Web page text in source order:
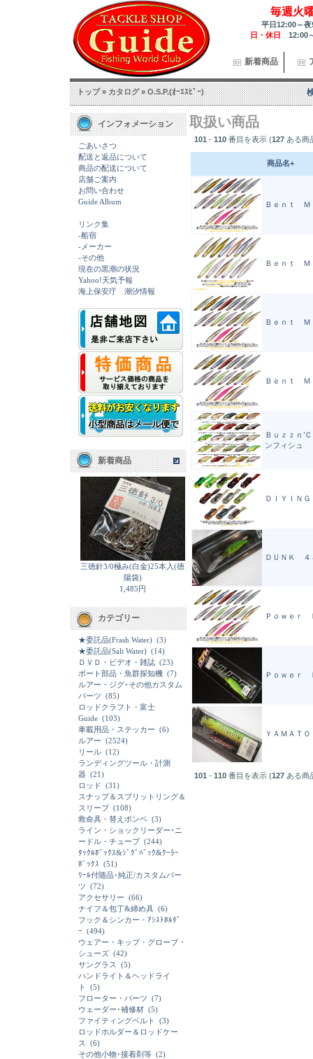
毎週火
平日12:00～
日・休日 12:00
新着商品
トップ»カタログ»O.S.P.(ｵｰｴｽﾋﾟｰ)
インフォメーション
ごあいさつ
配送と返品について
商品の配送について
店舗ご案内
お問い合わせ
Guide Album
リンク集
-船宿
-メーカー
-その他
現在の黒潮の状況
Yahoo!天気予報
海上保安庁 潮汐情報
新着商品
三徳針3/0極み(白金)25本入(徳
陽袋)
1,485円
カテゴリー
★委託品(Frash Water) (3)
★委託品(Salt Water) (14)
ＤＶＤ・ビデオ・雑誌 (23)
ボート部品・魚群探知機 (7)
ルアー・ジグ･その他カスタム
パーツ (85)
ロッドクラフト・富士
Guide (103)
車載用品・ステッカー (6)
ルアー (2524)
リール (12)
ランディングツール・計測
器 (21)
ロッド (31)
スナップ＆スプリットリング＆
スリーブ (108)
救命具・替えボンベ (3)
ライン・ショックリーダー･ニ
ードル・チューブ (244)
ﾀｯｸﾙﾎﾞｯｸｽ&ｼﾞｸﾞﾊﾞｯｸ&ｸｰﾗｰ
ﾎﾞｯｸｽ (51)
ﾘｰﾙ付随品･純正/カスタムパー
ツ (72)
アクセサリー (66)
ナイフ＆包丁&締め具 (6)
フック＆シンカー・ｱｼｽﾄﾎﾙﾀﾞ
ｰ (494)
ウェアー・キップ・グローブ・
シューズ (42)
サングラス
(5)
ハンドライト＆ヘッドライ
ト
(5)
フローター・パーツ (7)
ウェーダー･補修材 (5)
ファイティングベルト
(3)
ロッドホルダー＆ロッドケー
ス
(6)
その他小物･接着剤等 (2)
取扱い商品
101 - 110 番目を表示 (127 ある商
商品名+
Ｂｅｎｔ Ｍ
Ｂｅｎｔ Ｍ
Ｂｅｎｔ Ｍ
Ｂｅｎｔ Ｍ
Ｂｕｚｚｎ’
ンフィシュ
ＤＩＹＩＮ
ＤＵＮＫ ４
Ｐｏｗｅｒ
Ｐｏｗｅｒ
ＹＡＭＡＴ
101 - 110 番目を表示 (127 ある商